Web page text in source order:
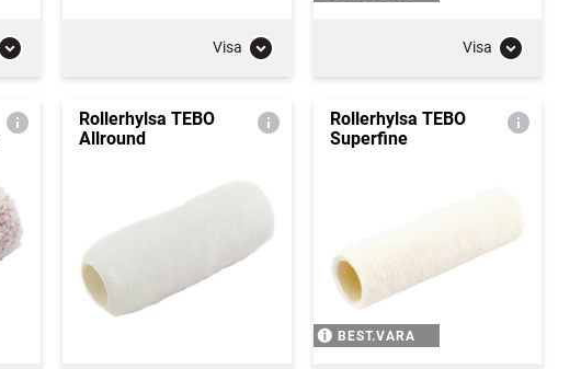
Visa Visa
Rollerhylsa TEBO
Allround
Rollerhylsa TEBO
Superfine
BEST.VARA